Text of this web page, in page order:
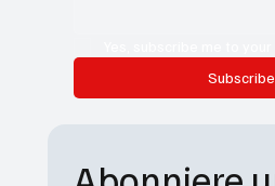
Subscribe